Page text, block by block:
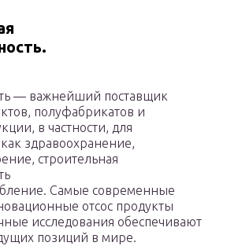
— важнейший поставщик
полуфабрикатов и
в частности, для
здравоохранение,
строительная
Самые современные
отсос продукты
исследования обеспечивают
позиций в мире.